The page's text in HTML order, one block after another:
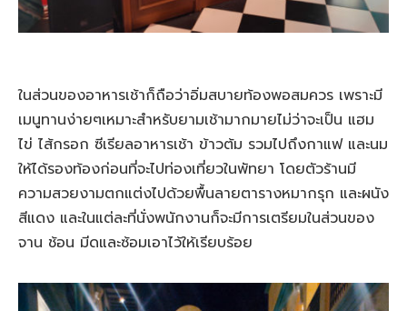
ในส่วนของอาหารเช้าก็ถือว่าอิ่มสบายท้องพอสมควร เพราะมี
เมนูทานง่ายๆเหมาะสำหรับยามเช้ามากมายไม่ว่าจะเป็น แฮม
ไข่ ไส้กรอก ซีเรียลอาหารเช้า ข้าวต้ม รวมไปถึงกาแฟ และนม
ให้ได้รองท้องก่อนที่จะไปท่องเที่ยวในพัทยา โดยตัวร้านมี
ความสวยงามตกแต่งไปด้วยพื้นลายตารางหมากรุก และผนัง
สีแดง และในแต่ละที่นั่งพนักงานก็จะมีการเตรียมในส่วนของ
จาน ช้อน มีดและซ้อมเอาไว้ให้เรียบร้อย